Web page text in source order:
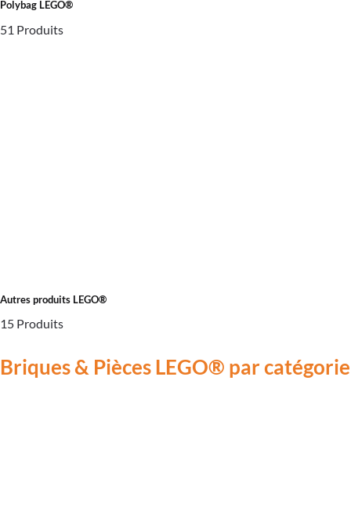
Polybag LEGO®
51 Produits
Autres produits LEGO®
15 Produits
Briques & Pièces LEGO® par catégorie